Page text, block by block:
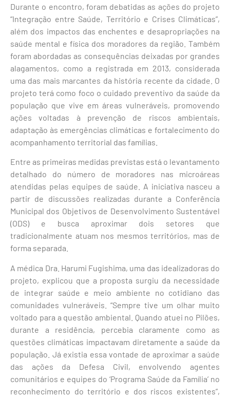
Durante o encontro, foram debatidas as ações do projeto
“Integração entre Saúde, Território e Crises Climáticas”,
além dos impactos das enchentes e desapropriações na
saúde mental e física dos moradores da região. Também
foram abordadas as consequências deixadas por grandes
alagamentos, como a registrada em 2013, considerada
uma das mais marcantes da história recente da cidade. O
projeto terá como foco o cuidado preventivo da saúde da
população que vive em áreas vulneráveis, promovendo
ações voltadas à prevenção de riscos ambientais,
adaptação às emergências climáticas e fortalecimento do
acompanhamento territorial das famílias.
Entre as primeiras medidas previstas está o levantamento
detalhado do número de moradores nas microáreas
atendidas pelas equipes de saúde. A iniciativa nasceu a
partir de discussões realizadas durante a Conferência
Municipal dos Objetivos de Desenvolvimento Sustentável
(ODS) e busca aproximar dois setores que
tradicionalmente atuam nos mesmos territórios, mas de
forma separada.
A médica Dra. Harumi Fugishima, uma das idealizadoras do
projeto, explicou que a proposta surgiu da necessidade
de integrar saúde e meio ambiente no cotidiano das
comunidades vulneráveis. “Sempre tive um olhar muito
voltado para a questão ambiental. Quando atuei no Pilões,
durante a residência, percebia claramente como as
questões climáticas impactavam diretamente a saúde da
população. Já existia essa vontade de aproximar a saúde
das ações da Defesa Civil, envolvendo agentes
comunitários e equipes do ‘Programa Saúde da Família’ no
reconhecimento do território e dos riscos existentes”,